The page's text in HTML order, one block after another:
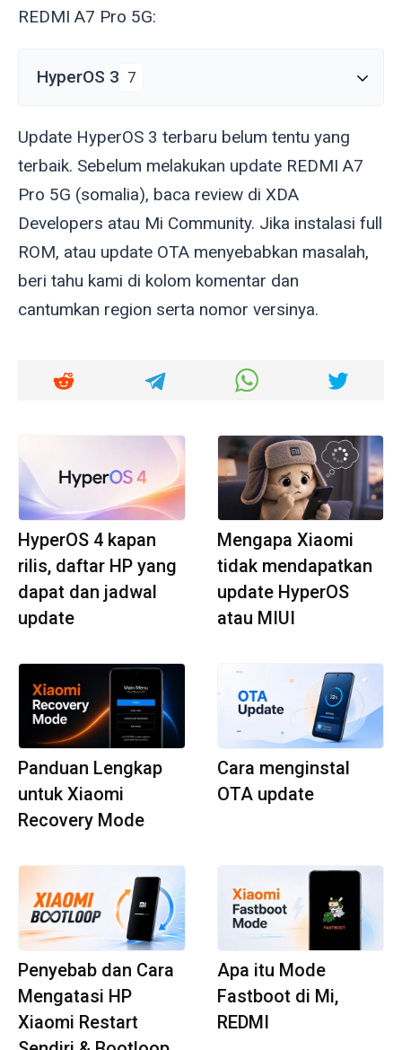
REDMI A7 Pro 5G:
HyperOS 3 7
Update HyperOS 3 terbaru belum tentu yang
terbaik. Sebelum melakukan update REDMI A7
Pro 5G (somalia), baca review di XDA
Developers atau Mi Community. Jika instalasi full
ROM, atau update OTA menyebabkan masalah,
beri tahu kami di kolom komentar dan
cantumkan region serta nomor versinya.
HyperOS 4 kapan
rilis, daftar HP yang
dapat dan jadwal
update
Mengapa Xiaomi
tidak mendapatkan
update HyperOS
atau MIUI
Panduan Lengkap
untuk Xiaomi
Recovery Mode
Cara menginstal
OTA update
Penyebab dan Cara
Mengatasi HP
Xiaomi Restart
Apa itu Mode
Fastboot di Mi,
REDMI